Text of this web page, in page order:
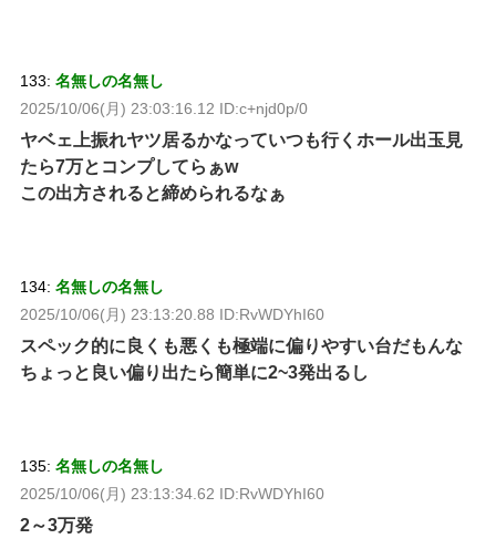
133: 名無しの名無し
2025/10/06(月) 23:03:16.12 ID:c+njd0p/0
ヤベェ上振れヤツ居るかなっていつも行くホール出玉見
たら7万とコンプしてらぁw
この出方されると締められるなぁ
134: 名無しの名無し
2025/10/06(月) 23:13:20.88 ID:RvWDYhI60
スペック的に良くも悪くも極端に偏りやすい台だもんな
ちょっと良い偏り出たら簡単に2~3発出るし
135: 名無しの名無し
2025/10/06(月) 23:13:34.62 ID:RvWDYhI60
2～3万発